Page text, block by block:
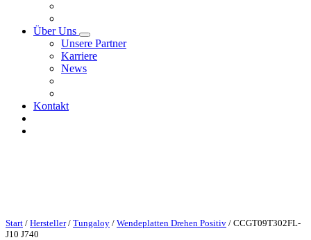
Über Uns
Unsere Partner
Karriere
News
Kontakt
Start / Hersteller/ Tungaloy / Wendeplatten Drehen Positiv / CCGT09T302FL-
J10 J740